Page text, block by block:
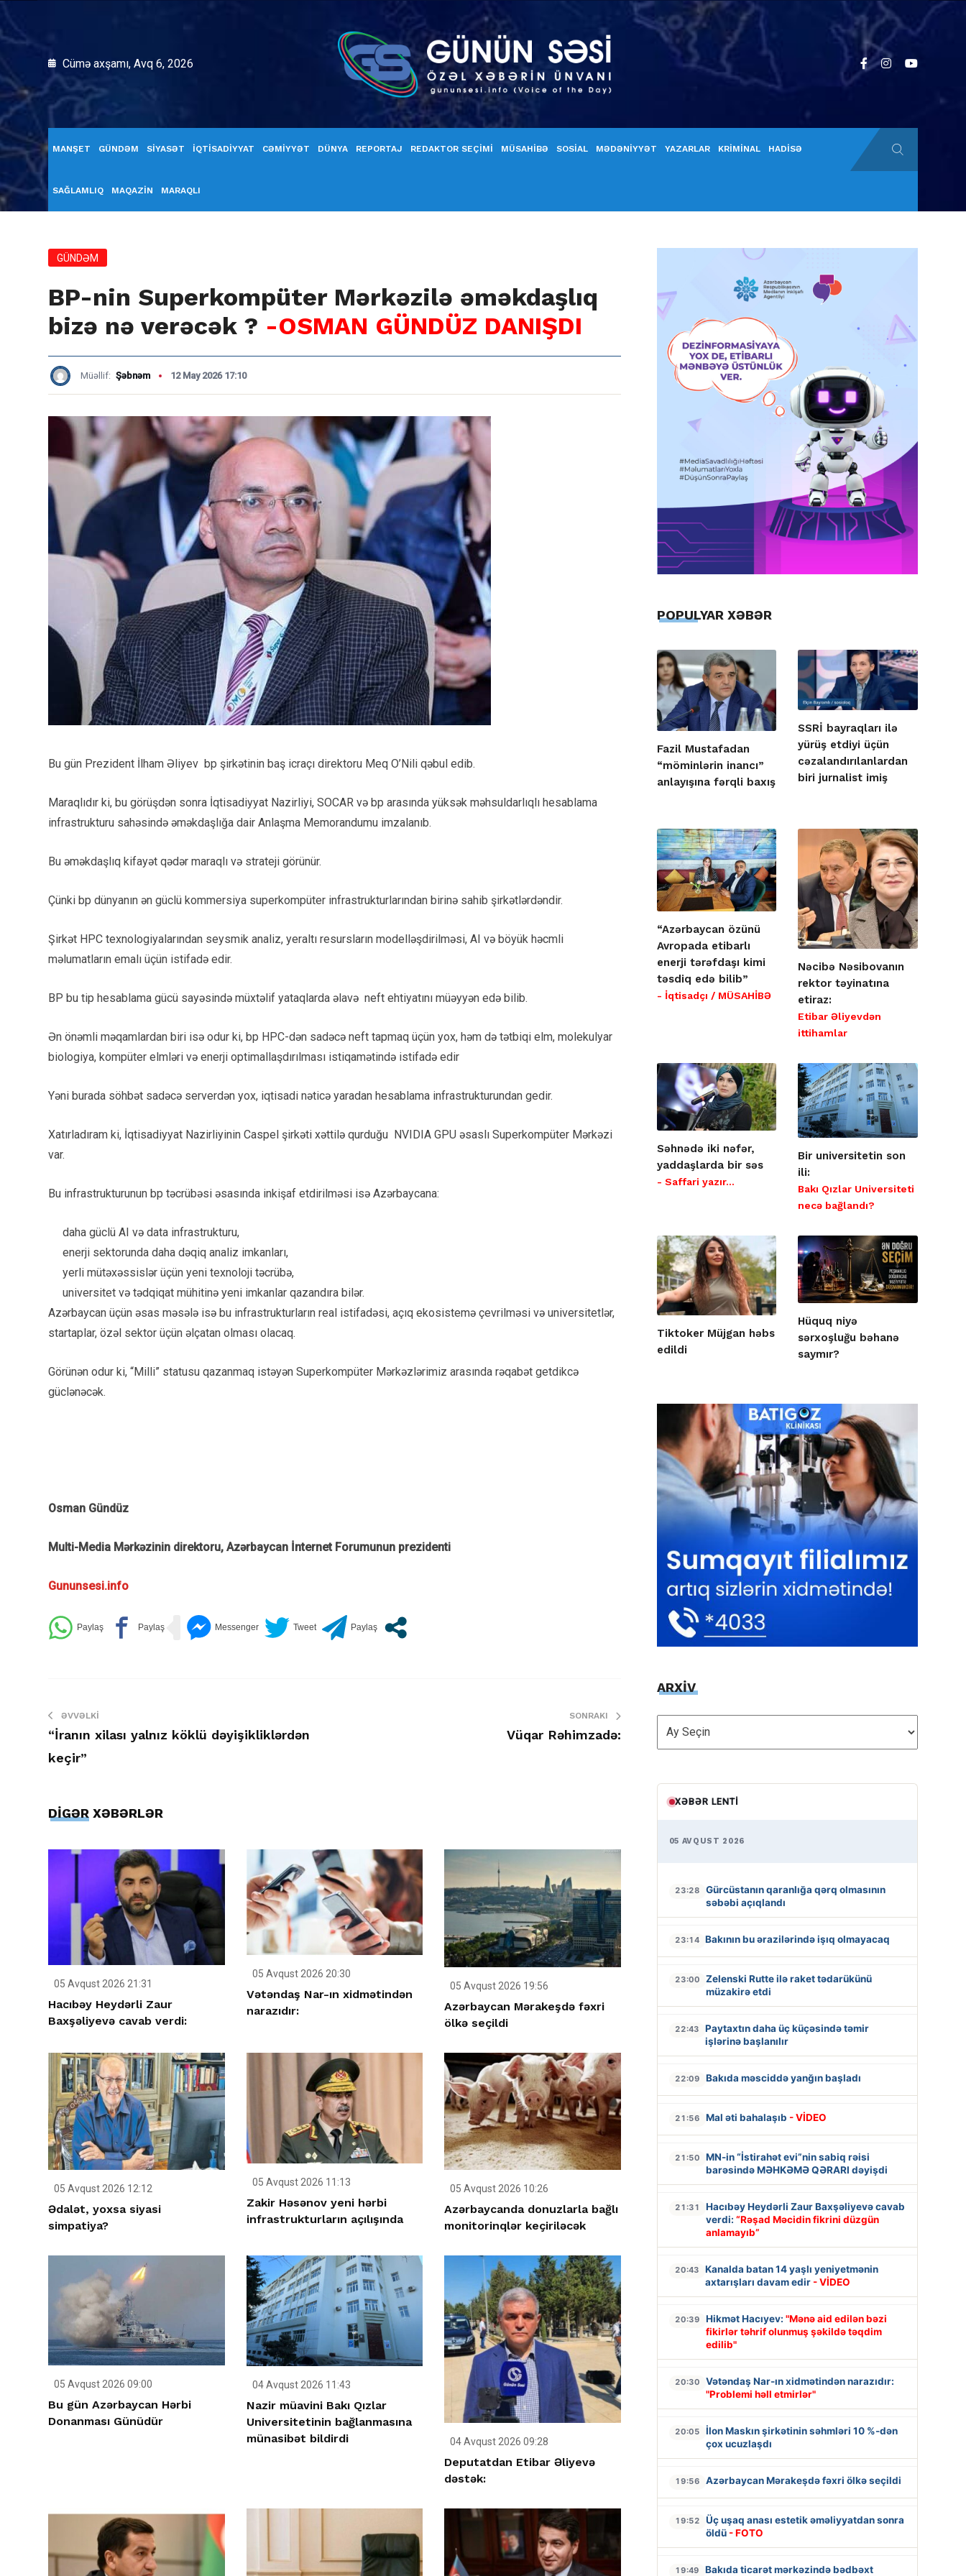
Cümə axşamı, Avq 6, 2026
MANŞET GÜNDƏM SİYASƏT İQTİSADİYYAT CƏMİYYƏT DÜNYA REPORTAJ REDAKTOR SEÇİMİ MÜSAHİBƏ SOSİAL MƏDƏNİYYƏT YAZARLAR KRİMİNAL HADİSƏ
SAĞLAMLIQ MAQAZİN MARAQLI
GÜNDƏM
BP-nin Superkompüter Mərkəzilə əməkdaşlıq
bizə nə verəcək ? -OSMAN GÜNDÜZ DANIŞDI
Müəllif: Şəbnəm 12 May 2026 17:10
Bu gün Prezident İlham Əliyev bp şirkətinin baş icraçı direktoru Meq O’Nili qəbul edib.
Maraqlıdır ki, bu görüşdən sonra İqtisadiyyat Nazirliyi, SOCAR və bp arasında yüksək məhsuldarlıqlı hesablama
infrastrukturu sahəsində əməkdaşlığa dair Anlaşma Memorandumu imzalanıb.
Bu əməkdaşlıq kifayət qədər maraqlı və strateji görünür.
Çünki bp dünyanın ən güclü kommersiya superkompüter infrastrukturlarından birinə sahib şirkətlərdəndir.
Şirkət HPC texnologiyalarından seysmik analiz, yeraltı resursların modelləşdirilməsi, AI və böyük həcmli
məlumatların emalı üçün istifadə edir.
BP bu tip hesablama gücü sayəsində müxtəlif yataqlarda əlavə neft ehtiyatını müəyyən edə bilib.
Ən önəmli məqamlardan biri isə odur ki, bp HPC-dən sadəcə neft tapmaq üçün yox, həm də tətbiqi elm, molekulyar
biologiya, kompüter elmləri və enerji optimallaşdırılması istiqamətində istifadə edir
Yəni burada söhbət sadəcə serverdən yox, iqtisadi nəticə yaradan hesablama infrastrukturundan gedir.
Xatırladıram ki, İqtisadiyyat Nazirliyinin Caspel şirkəti xəttilə qurduğu NVIDIA GPU əsaslı Superkompüter Mərkəzi
var.
Bu infrastrukturunun bp təcrübəsi əsasında inkişaf etdirilməsi isə Azərbaycana:
daha güclü AI və data infrastrukturu,
enerji sektorunda daha dəqiq analiz imkanları,
yerli mütəxəssislər üçün yeni texnoloji təcrübə,
universitet və tədqiqat mühitinə yeni imkanlar qazandıra bilər.
Azərbaycan üçün əsas məsələ isə bu infrastrukturların real istifadəsi, açıq ekosistemə çevrilməsi və universitetlər,
startaplar, özəl sektor üçün əlçatan olması olacaq.
Görünən odur ki, “Milli” statusu qazanmaq istəyən Superkompüter Mərkəzlərimiz arasında rəqabət getdikcə
güclənəcək.
Osman Gündüz
Multi-Media Mərkəzinin direktoru, Azərbaycan İnternet Forumunun prezidenti
Gununsesi.info
ƏVVƏLKI
“İranın xilası yalnız köklü dəyişikliklərdən
keçir”
SONRAKI
Vüqar Rəhimzadə:
DİGƏR XƏBƏRLƏR
05 Avqust 2026 21:31
Hacıbəy Heydərli Zaur
Baxşəliyevə cavab verdi:
05 Avqust 2026 20:30
Vətəndaş Nar-ın xidmətindən
narazıdır:
05 Avqust 2026 19:56
Azərbaycan Mərakeşdə fəxri
ölkə seçildi
05 Avqust 2026 12:12
Ədalət, yoxsa siyasi
simpatiya?
05 Avqust 2026 11:13
Zakir Həsənov yeni hərbi
infrastrukturların açılışında
05 Avqust 2026 10:26
Azərbaycanda donuzlarla bağlı
monitorinqlər keçiriləcək
05 Avqust 2026 09:00
Bu gün Azərbaycan Hərbi
Donanması Günüdür
04 Avqust 2026 11:43
Nazir müavini Bakı Qızlar
Universitetinin bağlanmasına
münasibət bildirdi
04 Avqust 2026 09:28
Deputatdan Etibar Əliyevə
dəstək:
POPULYAR XƏBƏR
Fazil Mustafadan
“möminlərin inancı”
anlayışına fərqli baxış
SSRİ bayraqları ilə
yürüş etdiyi üçün
cəzalandırılanlardan
biri jurnalist imiş
“Azərbaycan özünü
Avropada etibarlı
enerji tərəfdaşı kimi
təsdiq edə bilib”
- İqtisadçı / MÜSAHİBƏ
Nəcibə Nəsibovanın
rektor təyinatına
etiraz:
Etibar Əliyevdən
ittihamlar
Səhnədə iki nəfər,
yaddaşlarda bir səs
- Saffari yazır…
Bir universitetin son
ili:
Bakı Qızlar Universiteti
necə bağlandı?
Tiktoker Müjgan həbs
edildi
Hüquq niyə
sərxoşluğu bəhanə
saymır?
ARXİV
ARXİV
XƏBƏR LENTI
05 AVQUST 2026
23:28
Gürcüstanın qaranlığa qərq olmasının
səbəbi açıqlandı
23:14 Bakının bu ərazilərində işıq olmayacaq
23:00
Zelenski Rutte ilə raket tədarükünü
müzakirə etdi
22:43
Paytaxtın daha üç küçəsində təmir
işlərinə başlanılır
22:09 Bakıda məsciddə yanğın başladı
21:56 Mal əti bahalaşıb - VİDEO
21:50
MN-in “İstirahət evi”nin sabiq rəisi
barəsində MƏHKƏMƏ QƏRARI dəyişdi
21:31
Hacıbəy Heydərli Zaur Baxşəliyevə cavab
verdi: “Rəşad Məcidin fikrini düzgün
anlamayıb”
20:43
Kanalda batan 14 yaşlı yeniyetmənin
axtarışları davam edir - VİDEO
20:39 Hikmət Hacıyev: "Mənə aid edilən bəzi
fikirlər təhrif olunmuş şəkildə təqdim
edilib"
20:30
Vətəndaş Nar-ın xidmətindən narazıdır:
"Problemi həll etmirlər"
20:05
İlon Maskın şirkətinin səhmləri 10 %-dən
çox ucuzlaşdı
19:56 Azərbaycan Mərakeşdə fəxri ölkə seçildi
19:52
Üç uşaq anası estetik əməliyyatdan sonra
öldü - FOTO
19:49 Bakıda ticarət mərkəzində bədbəxt